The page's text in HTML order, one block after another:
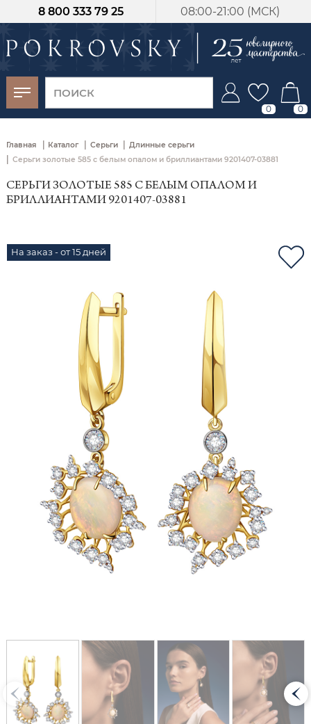
08:00-21:00 (МСК)
8 800 333 79 25
0 0
Главная | Каталог | Серьги | Длинные серьги
| Серьги золотые 585 с белым опалом и бриллиантами 9201407-03881
СЕРЬГИ ЗОЛОТЫЕ 585 С БЕЛЫМ ОПАЛОМ И
БРИЛЛИАНТАМИ 9201407-03881
На заказ - от 15 дней
-30%
от 15 дней с
момента оплаты